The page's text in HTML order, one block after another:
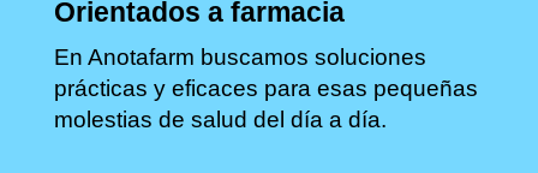
Orientados a farmacia
En Anotafarm buscamos soluciones
prácticas y eficaces para esas pequeñas
molestias de salud del día a día.